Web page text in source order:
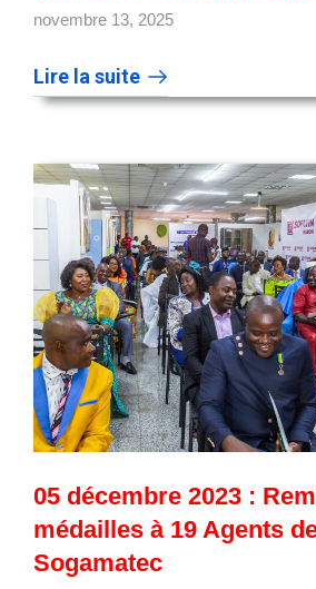
novembre 13, 2025
Lire la suite
05 décembre 2023 :
médailles à 19 Agents
Sogamatec